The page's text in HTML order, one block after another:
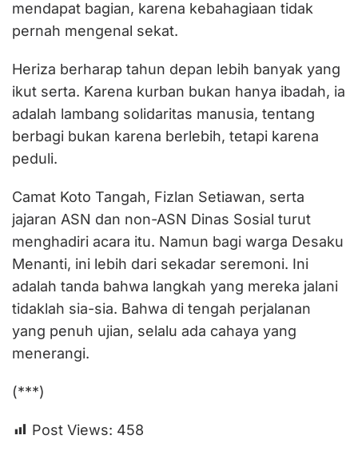
mendapat bagian, karena kebahagiaan tidak
pernah mengenal sekat.
Heriza berharap tahun depan lebih banyak yang
ikut serta. Karena kurban bukan hanya ibadah, ia
adalah lambang solidaritas manusia, tentang
berbagi bukan karena berlebih, tetapi karena
peduli.
Camat Koto Tangah, Fizlan Setiawan, serta
jajaran ASN dan non-ASN Dinas Sosial turut
menghadiri acara itu. Namun bagi warga Desaku
Menanti, ini lebih dari sekadar seremoni. Ini
adalah tanda bahwa langkah yang mereka jalani
tidaklah sia-sia. Bahwa di tengah perjalanan
yang penuh ujian, selalu ada cahaya yang
menerangi.
(***)
Post Views: 458